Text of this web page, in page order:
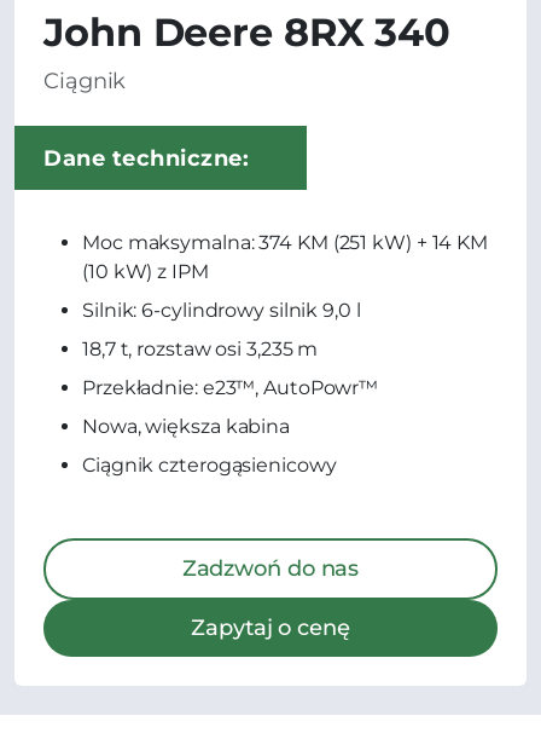
John Deere 8RX 340
Ciągnik
Dane techniczne:
Moc maksymalna: 374 KM (251 kW) + 14 KM
(10 kW) z IPM
Silnik: 6-cylindrowy silnik 9,0 l
18,7 t, rozstaw osi 3,235 m
Przekładnie: e23™, AutoPowr™
Nowa, większa kabina
Ciągnik czterogąsienicowy
Zadzwoń do nas
Zapytaj o cenę